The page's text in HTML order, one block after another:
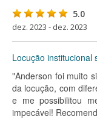
5.0
dez. 2023 - dez. 2023
Locução institucional
"Anderson foi muito
da locução, com
e me possibilitou
impecável!